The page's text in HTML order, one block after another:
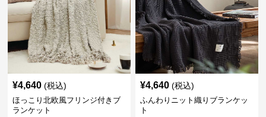
¥4,640 (税込)
ほっこり北欧風フリンジ付きブ
ランケット
¥4,640 (税込)
ふんわりニット織りブランケッ
ト